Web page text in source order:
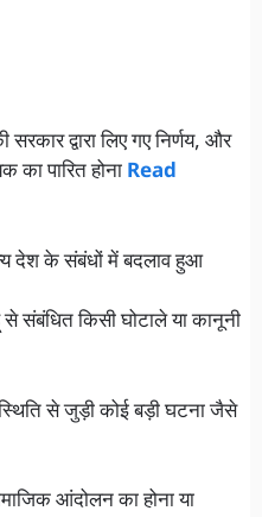
द्वारा लिए गए निर्णय, और
का पारित होना Read
देश के संबंधों में बदलाव हुआ
से संबंधित किसी घोटाले या कानूनी
से जुड़ी कोई बड़ी घटना जैसे
आंदोलन का होना या